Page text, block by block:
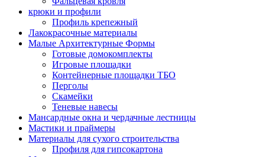
крюки и профили
Профиль крепежный
Лакокрасочные материалы
Малые Архитектурные Формы
Готовые домокомплекты
Игровые площадки
Контейнерные площадки ТБО
Перголы
Скамейки
Теневые навесы
Мансардные окна и чердачные лестницы
Мастики и праймеры
Материалы для сухого строительства
Профиля для гипсокартона